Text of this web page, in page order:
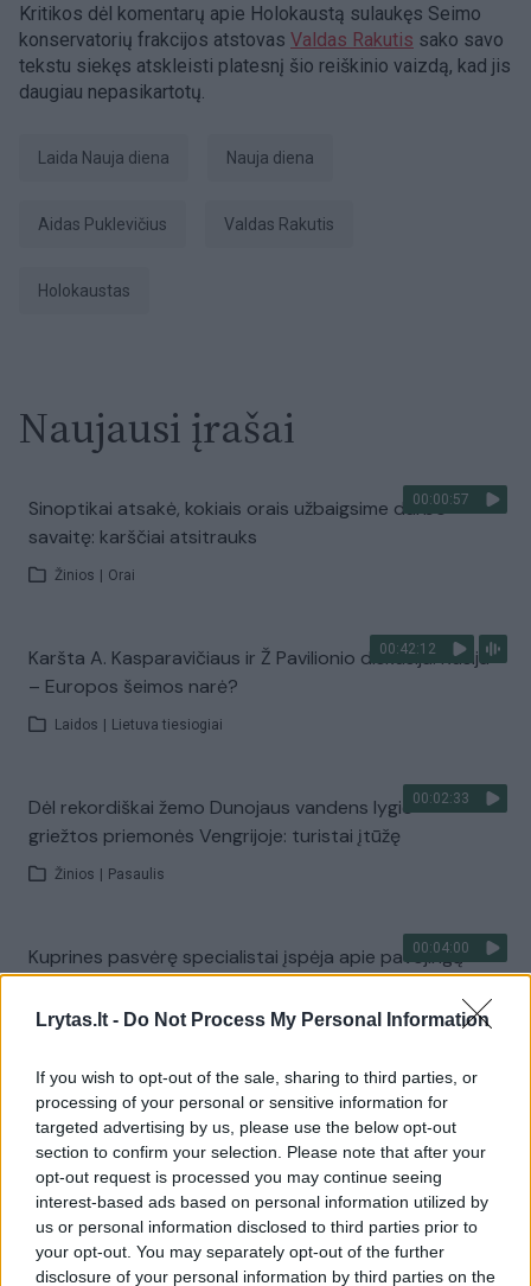
Lrytas.lt - Do Not Process My Personal Information
If you wish to opt-out of the sale, sharing to third parties, or
processing of your personal or sensitive information for
targeted advertising by us, please use the below opt-out
section to confirm your selection. Please note that after your
opt-out request is processed you may continue seeing
interest-based ads based on personal information utilized by
us or personal information disclosed to third parties prior to
your opt-out. You may separately opt-out of the further
disclosure of your personal information by third parties on the
Kritikos dėl komentarų apie Holokaustą sulaukęs Seimo
konservatorių frakcijos atstovas Valdas Rakutis sako savo
tekstu siekęs atskleisti platesnį šio reiškinio vaizdą, kad jis
daugiau nepasikartotų.
laida Nauja diena Nauja diena
Aidas Puklevičius Valdas Rakutis
Holokaustas
Naujausi įrašai
00:00:57
Sinoptikai atsakė, kokiais orais užbaigsime darbo
savaitę: karščiai atsitrauks
Žinios Orai
00:42:12
Karšta A. Kasparavičiaus ir Ž Pavilionio diskusija: Rusija
– Europos šeimos narė?
Laidos Lietuva tiesiogiai
00:02:33
Dėl rekordiškai žemo Dunojaus vandens lygio –
griežtos priemonės Vengrijoje: turistai įtūžę
Žinios Pasaulis
00:04:00
Kuprines pasvėrę specialistai įspėja apie pavojingą
Žinios | Lietuvos diena
Visi įrašai
Žiūrimiausi įrašai